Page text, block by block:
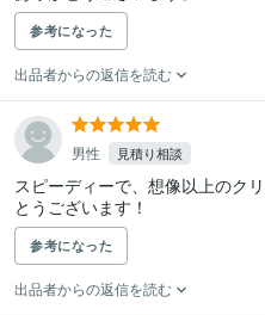
参考になった
出品者からの返信を読む
男性 見積り相談
スピーディーで、想像以上のク
とうございます！
参考になった
出品者からの返信を読む